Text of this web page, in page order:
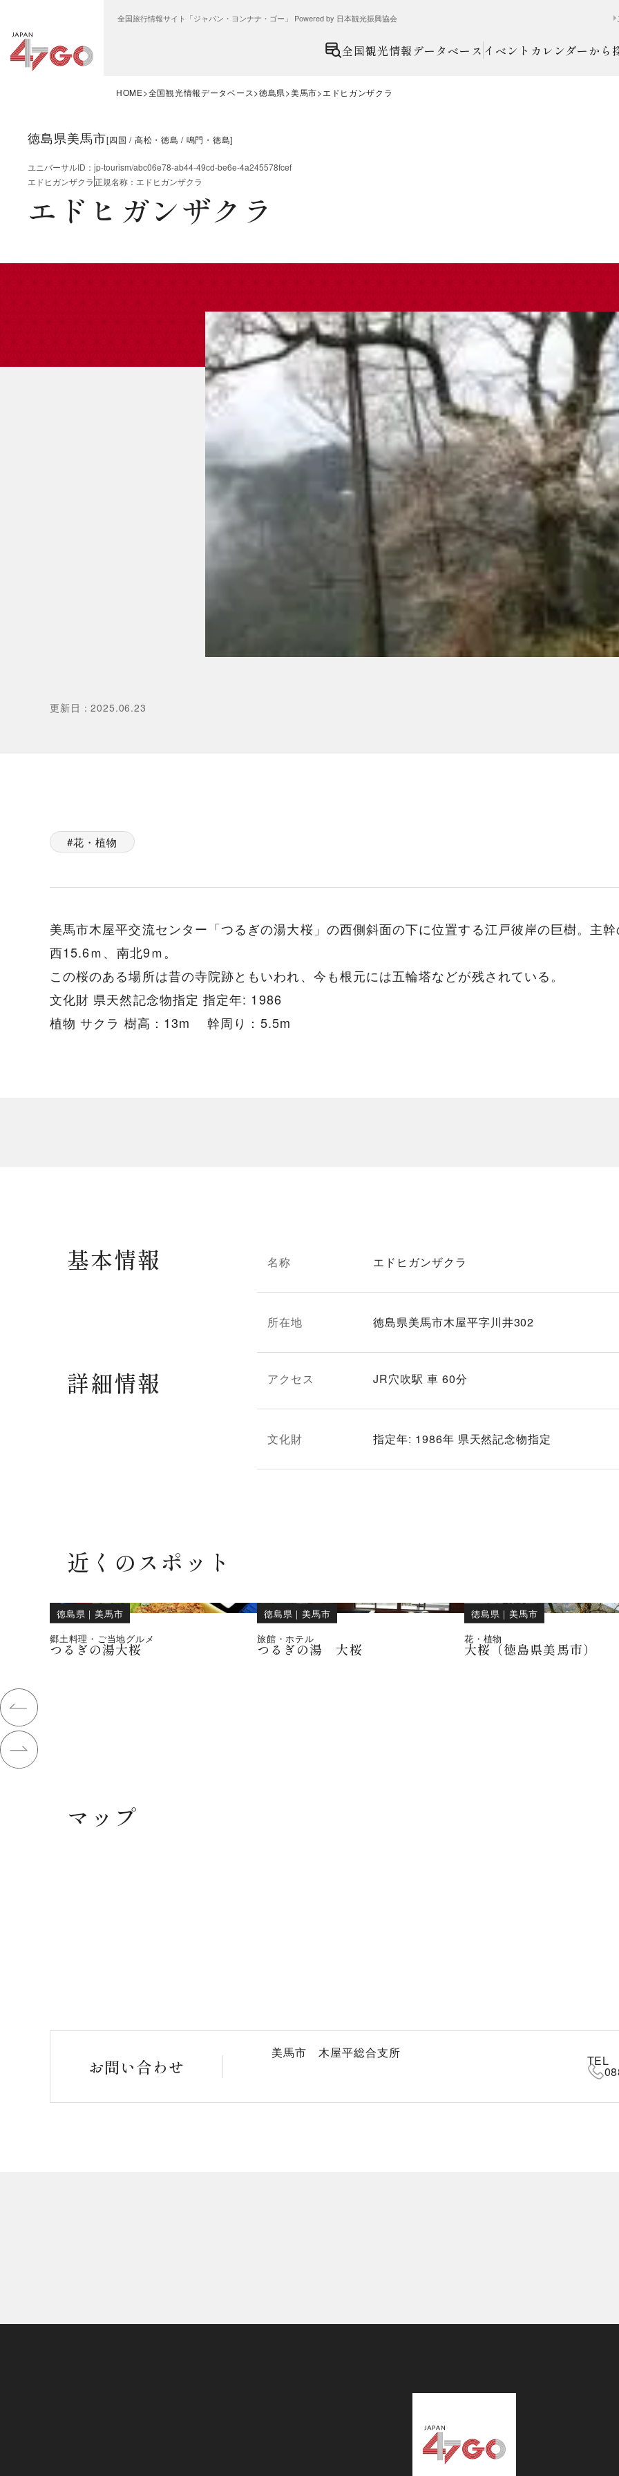
全国旅行情報サイト「ジャパン・ヨンナナ・ゴー」 Powered by 日本観光振興協会
全国観光情報データベース イベントカレンダーから
HOME 全国観光情報データベース 徳島県 美馬市 エドヒガンザクラ
徳島県美馬市[四国 高松・徳島 鳴門・徳島]
ユニバーサルID ： jp-tourism/abc06e78-ab44-49cd-be6e-4a245578fcef
エドヒガンザクラ正規名称 ： エドヒガンザクラ
エドヒガンザクラ
更新日 ：2025.06.23
花・植物
美馬市木屋平交流センター「つるぎの湯大桜」の西側斜面の下に位置する江戸彼岸の巨樹。主
西15.6ｍ、南北9ｍ。
この桜のある場所は昔の寺院跡ともいわれ、今も根元には五輪塔などが残されている。
文化財 県天然記念物指定 指定年: 1986
植物 サクラ 樹高：13m 幹周り：5.5m
基本情報 名称 エドヒガンザクラ
所在地 徳島県美馬市木屋平字川井302
詳細情報 アクセス JR穴吹駅 車 60分
文化財 指定年: 1986年 県天然記念物指定
近くのスポット
徳島県 ｜美馬市
郷土料理・ご当地グルメ
つるぎの湯大桜
徳島県 ｜美馬市
旅館・ホテル
つるぎの湯 大桜
徳島県 ｜美馬市
花・植物
大桜（徳島県美馬市）
マップ
お問い合わせ
美馬市 木屋平総合支所
TEL